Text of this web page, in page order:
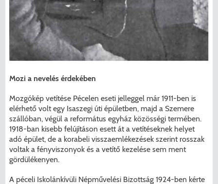
Mozi a nevelés érdekében
Mozgókép vetítése Pécelen eseti jelleggel már 1911-ben is
elérhető volt egy Isaszegi úti épületben, majd a Szemere
szállóban, végül a református egyház közösségi termében.
1918-ban kisebb felújításon esett át a vetítéseknek helyet
adó épület, de a korabeli visszaemlékezések szerint rosszak
voltak a fényviszonyok és a vetítő kezelése sem ment
gördülékenyen.
A péceli Iskolánkívüli Népművelési Bizottság 1924-ben kérte